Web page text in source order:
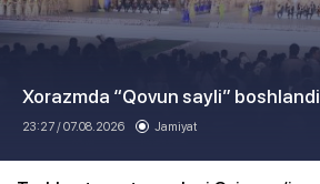
Xorazmda “Qovun sayli” boshlandi
23:27 / 07.08.2026 Jamiyat